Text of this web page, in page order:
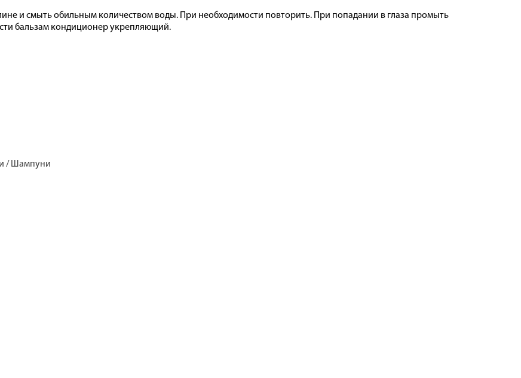
и смыть обильным количеством воды. При необходимости повторить. При попадании в глаза промыть
бальзам кондиционер укрепляющий.
/ Шампуни